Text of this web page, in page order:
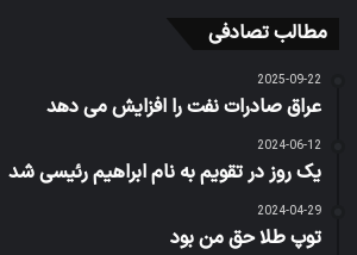
مطالب تصادفی
2025-09-22
عراق صادرات نفت را افزایش می دهد
2024-06-12
یک روز در تقویم به نام ابراهیم رئیسی شد
2024-04-29
توپ طلا حق من بود